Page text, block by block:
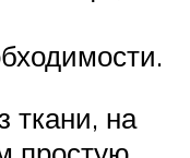
ткани, на